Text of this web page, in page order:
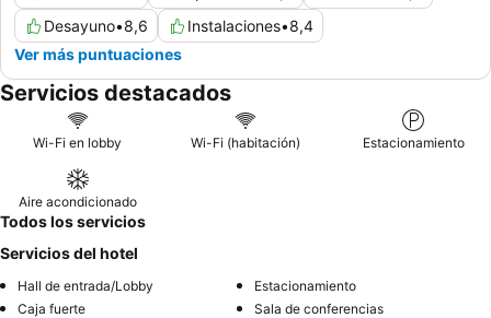
Desayuno•8,6 Instalaciones•8,4
Ver más puntuaciones
Servicios destacados
Wi-Fi en lobby Wi-Fi (habitación) Estacionamiento
Aire acondicionado
Todos los servicios
Servicios del hotel
Hall de entrada/Lobby
Estacionamiento
Caja fuerte
Sala de conferencias